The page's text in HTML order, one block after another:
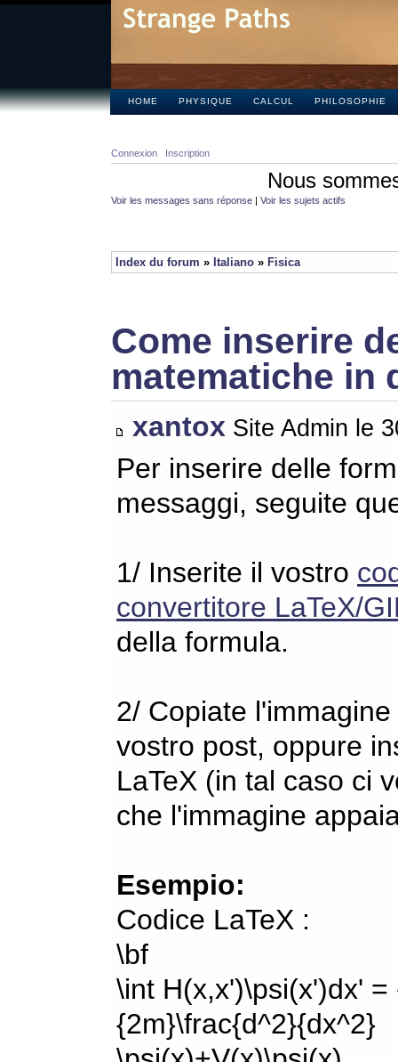
HOME PHYSIQUE CALCUL PHILOSOPHIE
Connexion Inscription
Nous
Voir les messages sans réponse | Voir les sujets actifs
Index du forum » Italiano » Fisica
Come inserire
matematiche in
xantox Site Admin le
Per inserire delle
messaggi, seguite
1/ Inserite il vostro
convertitore LaTeX/
della formula.
2/ Copiate
vostro post, oppure
LaTeX (in tal caso ci
che l'immagine
Esempio:
Codice LaTeX :
\bf
\int H(x,x')\psi(x')dx'
{2m}\frac{d^2}{dx^2}